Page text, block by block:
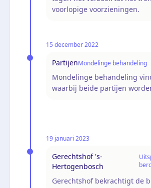
voorlopige voorzieningen.
15 december 2022
PartijenMondelinge behandeling
Mondelinge behandeling
waarbij beide partijen
19 januari 2023
Gerechtshof 's-
Hertogenbosch
Gerechtshof bekrachtigt de